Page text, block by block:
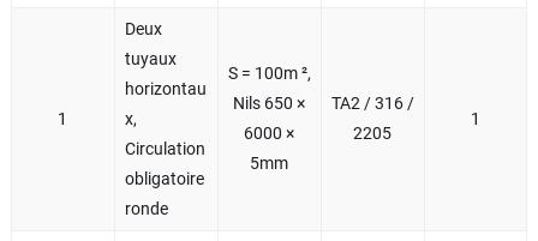
1
Deux
tuyaux
horizontau
x,
Circulation
obligatoire
ronde
S = 100m ²,
Nils 650 ×
6000 ×
5mm
TA2 / 316 /
2205
1